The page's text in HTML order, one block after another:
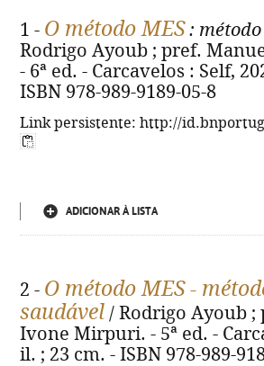
1 - O método MES: método
Rodrigo Ayoub ; pref.
- 6ª ed. - Carcavelos : Self,
ISBN 978-989-9189-05-8
Link persistente: http://
ADICIONAR À LISTA
2 - O método MES -
saudável / Rodrigo Ayoub
Ivone Mirpuri. - 5ª ed. -
il. ; 23 cm. - ISBN 978-989-